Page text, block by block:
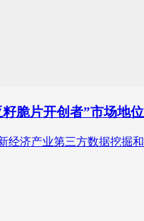
脆片开创者”市场地
经济产业第三方数据挖掘